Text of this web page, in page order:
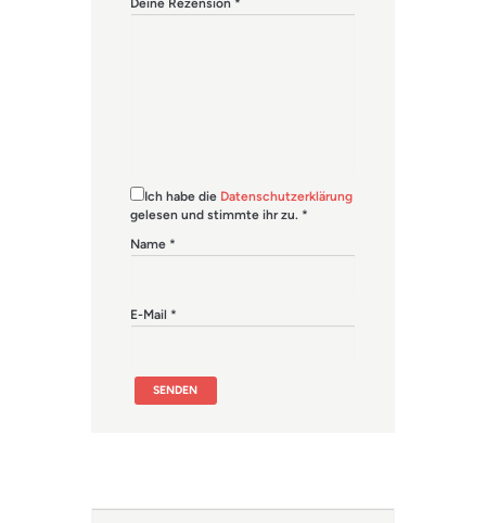
Deine Rezension *
Ich habe die Datenschutzerklärung
gelesen und stimmte ihr zu. *
Name *
E-Mail *